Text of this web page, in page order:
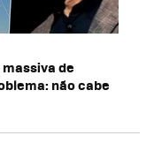
de
não cabe